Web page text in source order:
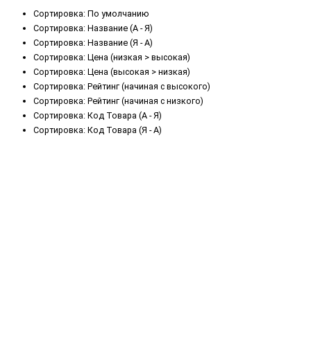
Сортировка: По умолчанию
Сортировка: Название (А - Я)
Сортировка: Название (Я - А)
Сортировка: Цена (низкая > высокая)
Сортировка: Цена (высокая > низкая)
Сортировка: Рейтинг (начиная с высокого)
Сортировка: Рейтинг (начиная с низкого)
Сортировка: Код Товара (А - Я)
Сортировка: Код Товара (Я - А)